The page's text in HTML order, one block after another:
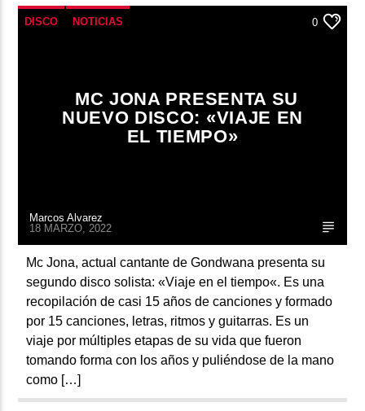
DISCO NOTICIAS 0
MC JONA PRESENTA SU
NUEVO DISCO: «VIAJE EN
EL TIEMPO»
Marcos Alvarez
18 MARZO, 2022
Mc Jona, actual cantante de Gondwana presenta su
segundo disco solista: «Viaje en el tiempo«. Es una
recopilación de casi 15 años de canciones y formado
por 15 canciones, letras, ritmos y guitarras. Es un
viaje por múltiples etapas de su vida que fueron
tomando forma con los años y puliéndose de la mano
como […]